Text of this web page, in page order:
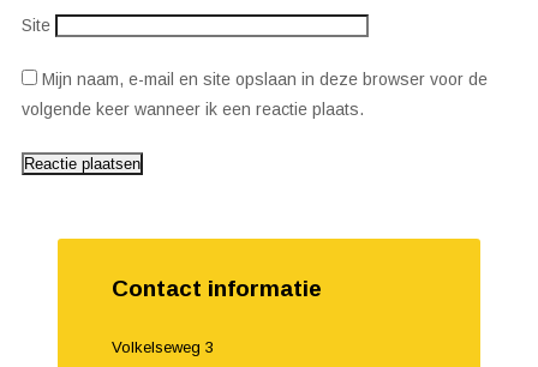
Site
Mijn naam, e-mail en site opslaan in deze browser voor de
volgende keer wanneer ik een reactie plaats.
Contact informatie
Volkelseweg 3